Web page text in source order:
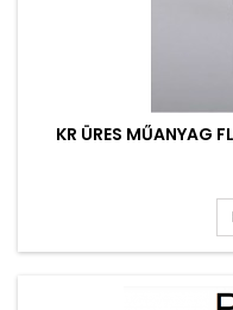
KR ÜRES MŰANYAG